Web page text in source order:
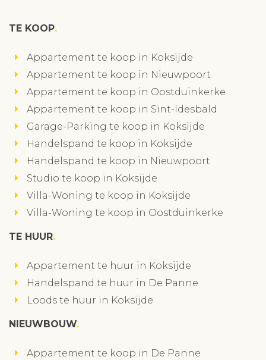
TE KOOP
Appartement te koop in Koksijde
Appartement te koop in Nieuwpoort
Appartement te koop in Oostduinkerke
Appartement te koop in Sint-Idesbald
Garage-Parking te koop in Koksijde
Handelspand te koop in Koksijde
Handelspand te koop in Nieuwpoort
Studio te koop in Koksijde
Villa-Woning te koop in Koksijde
Villa-Woning te koop in Oostduinkerke
TE HUUR
Appartement te huur in Koksijde
Handelspand te huur in De Panne
Loods te huur in Koksijde
NIEUWBOUW
Appartement te koop in De Panne